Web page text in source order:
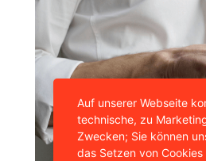
Auf unserer Webseite
technische, zu
Zwecken; Sie können
das Setzen von Cookies